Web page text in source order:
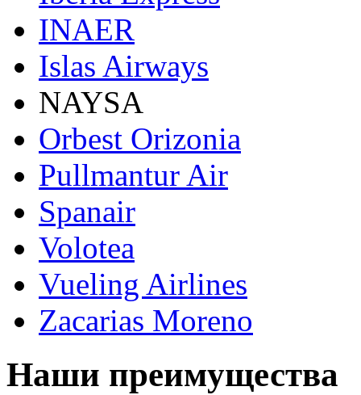
INAER
Islas Airways
NAYSA
Orbest Orizonia
Pullmantur Air
Spanair
Volotea
Vueling Airlines
Zacarias Moreno
Наши преимущества